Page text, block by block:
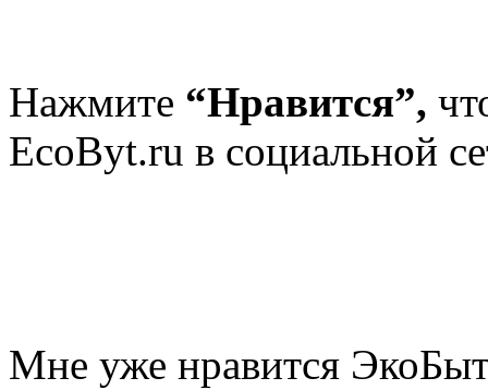
Нажмите “Нравится”,
EcoByt.ru в социальной
Мне уже нравится